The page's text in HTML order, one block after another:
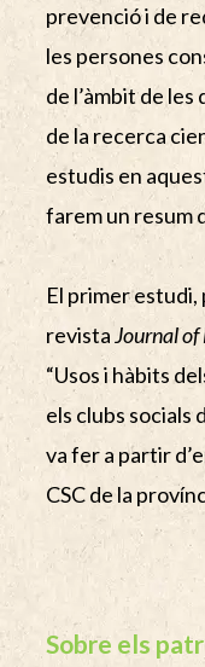
prevenció i de
les persones
de l’àmbit de les
de la recerca
estudis en
farem un resum
El primer estudi,
revistaJournal of
“Usos i hàbits
els clubs socials
va fer a partir
CSC de la
Sobre els